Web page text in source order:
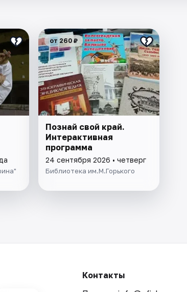
от 260 ₽
Познай свой край.
Интерактивная
программа
24 сентября 2026 • четверг
Библиотека им.М.Горького
Контакты